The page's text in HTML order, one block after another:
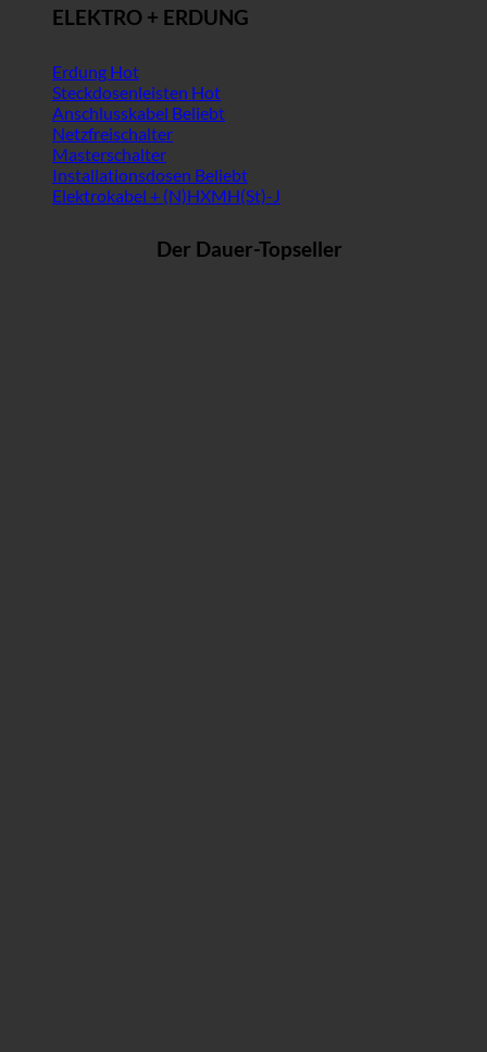
ELEKTRO + ERDUNG
Erdung
Steckdosenleisten
Anschlusskabel
Netzfreischalter
Masterschalter
Installationsdosen
Elektrokabel + (N)HXMH(St)-J
Der Dauer-Topseller